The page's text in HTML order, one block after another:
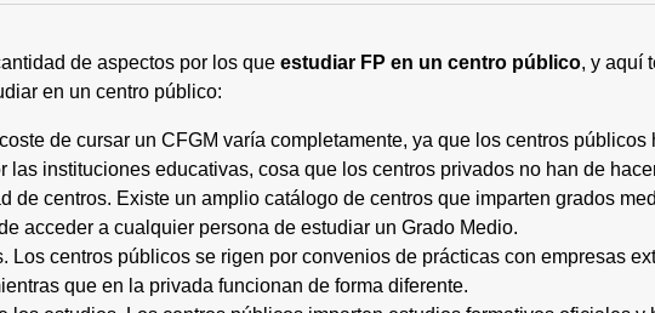
de aspectos por los queestudiar FP en un centro público, y aquí
en un centro público:
de cursar un CFGM varía completamente, ya que los centros
las instituciones educativas, cosa que los centros privados no han de
de centros. Existe un amplio catálogo de centros que imparten grados
acceder a cualquier persona de estudiar un Grado Medio.
Los centros públicos se rigen por convenios de prácticas con empresas
que en la privada funcionan de forma diferente.